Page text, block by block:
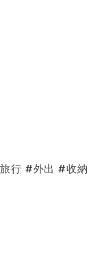
行 #外出 #收納